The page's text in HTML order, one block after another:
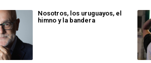
Nosotros, los uruguayos, el
himno y la bandera